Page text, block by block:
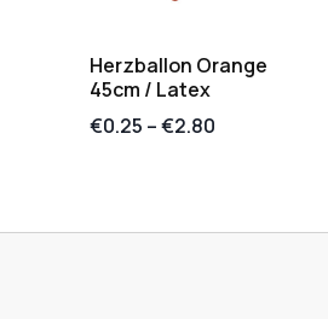
Herzballon Orange
45cm / Latex
€0.25 –€2.80